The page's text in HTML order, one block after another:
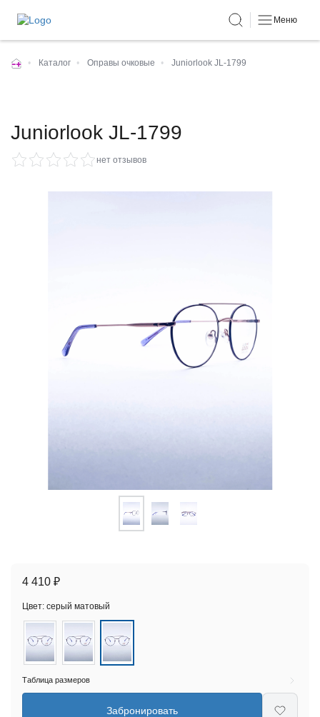
Меню
• Каталог • Оправы очковые • Juniorlook JL-1799
Juniorlook JL-1799
нет отзывов
4 410 ₽
Цвет: серый матовый
Таблица размеров
Забронировать